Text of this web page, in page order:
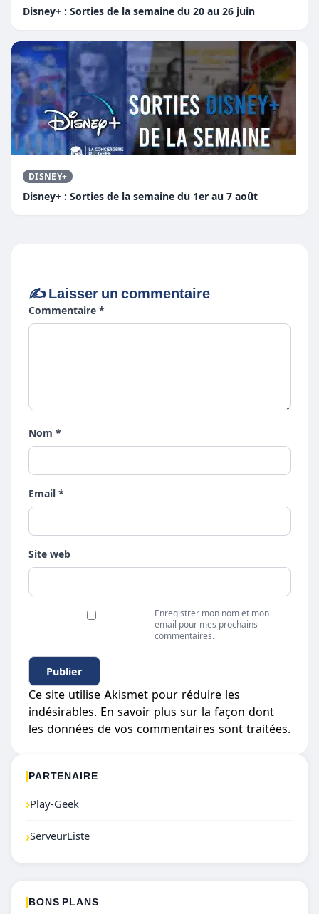
Disney+ : Sorties de la semaine du 20 au 26 juin
DISNEY+
Disney+ : Sorties de la semaine du 1er au 7 août
✍️ Laisser un commentaire
Commentaire *
Nom *
Email *
Site web
Enregistrer mon nom et mon
email pour mes prochains
commentaires.
Ce site utilise Akismet pour réduire les
indésirables. En savoir plus sur la façon dont
les données de vos commentaires sont traitées.
PARTENAIRE
›Play-Geek
›ServeurListe
BONS PLANS